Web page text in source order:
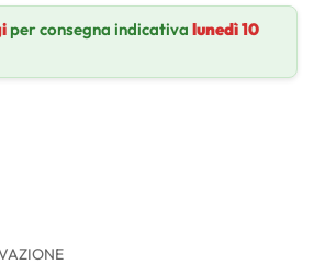
per consegna indicativa lunedì 10